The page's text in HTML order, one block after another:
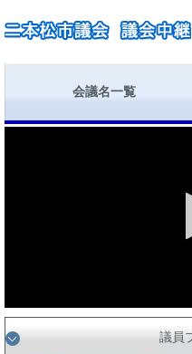
会議名一覧
議員